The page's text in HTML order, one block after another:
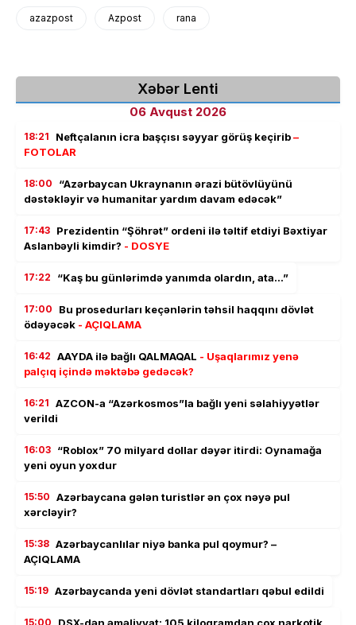
azazpost Azpost rana
Xəbər Lenti
06 Avqust 2026
18:21 Neftçalanın icra başçısı səyyar görüş keçirib–
FOTOLAR
18:00
“Azərbaycan Ukraynanın ərazi bütövlüyünü
dəstəkləyir və humanitar yardım davam edəcək”
17:43 Prezidentin “Şöhrət” ordeni ilə təltif etdiyi Bəxtiyar
Aslanbəyli kimdir? - DOSYE
17:22 “Kaş bu günlərimdə yanımda olardın, ata…”
17:00
Bu prosedurları keçənlərin təhsil haqqını dövlət
ödəyəcək - AÇIQLAMA
16:42 AAYDA ilə bağlı QALMAQAL - Uşaqlarımız yenə
palçıq içində məktəbə gedəcək?
16:21 AZCON-a “Azərkosmos”la bağlı yeni səlahiyyətlər
verildi
16:03 “Roblox” 70 milyard dollar dəyər itirdi: Oynamağa
yeni oyun yoxdur
15:50 Azərbaycana gələn turistlər ən çox nəyə pul
xərcləyir?
15:38 Azərbaycanlılar niyə banka pul qoymur? –
AÇIQLAMA
15:19 Azərbaycanda yeni dövlət standartları qəbul edildi
15:00